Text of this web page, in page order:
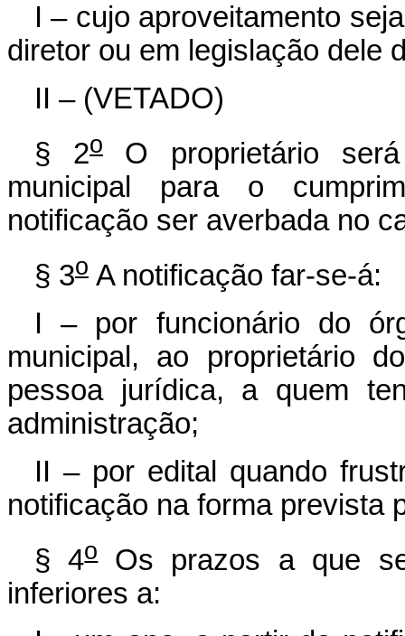
I – cujo aproveitamento
diretor ou em legislação dele
II – (VETADO)
§ 2o
O proprietário
municipal para o
notificação ser averbada no
§ 3o A notificação far-se-á:
I – por funcionário do
municipal, ao proprietário
pessoa jurídica, a quem
administração;
II – por edital quando
notificação na forma prevista
§ 4o
Os prazos a que
inferiores a: